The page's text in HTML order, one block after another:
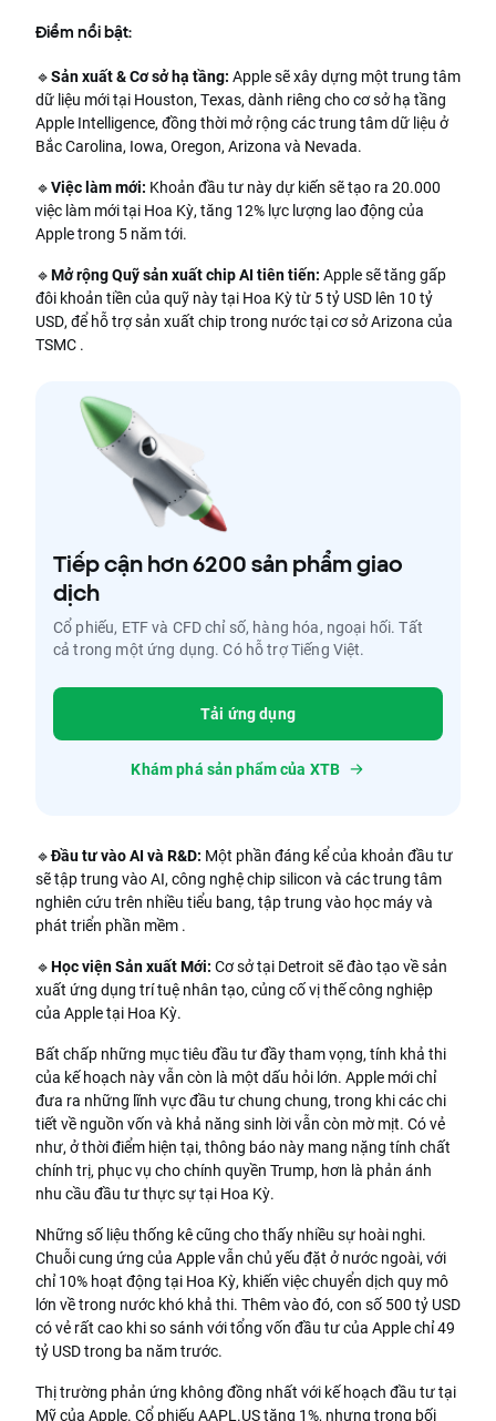
Điểm nổi bật:
🔹Sản xuất & Cơ sở hạ tầng: Apple sẽ xây dựng một trung tâm
dữ liệu mới tại Houston, Texas, dành riêng cho cơ sở hạ tầng
Apple Intelligence, đồng thời mở rộng các trung tâm dữ liệu ở
Bắc Carolina, Iowa, Oregon, Arizona và Nevada.
🔹Việc làm mới: Khoản đầu tư này dự kiến ​​sẽ tạo ra 20.000
việc làm mới tại Hoa Kỳ, tăng 12% lực lượng lao động của
Apple trong 5 năm tới.
🔹Mở rộng Quỹ sản xuất chip AI tiên tiến: Apple sẽ tăng gấp
đôi khoản tiền của quỹ này tại Hoa Kỳ từ 5 tỷ USD lên 10 tỷ
USD, để hỗ trợ sản xuất chip trong nước tại cơ sở Arizona của
TSMC .
Tiếp cận hơn 6200 sản phẩm giao
dịch
Cổ phiếu, ETF và CFD chỉ số, hàng hóa, ngoại hối. Tất
cả trong một ứng dụng. Có hỗ trợ Tiếng Việt.
Tải ứng dụng
Khám phá sản phẩm của XTB
🔹Đầu tư vào AI và R&D: Một phần đáng kể của khoản đầu tư
sẽ tập trung vào AI, công nghệ chip silicon và các trung tâm
nghiên cứu trên nhiều tiểu bang, tập trung vào học máy và
phát triển phần mềm .
🔹Học viện Sản xuất Mới: Cơ sở tại Detroit sẽ đào tạo về sản
xuất ứng dụng trí tuệ nhân tạo, củng cố vị thế công nghiệp
của Apple tại Hoa Kỳ.
Bất chấp những mục tiêu đầu tư đầy tham vọng, tính khả thi
của kế hoạch này vẫn còn là một dấu hỏi lớn. Apple mới chỉ
đưa ra những lĩnh vực đầu tư chung chung, trong khi các chi
tiết về nguồn vốn và khả năng sinh lời vẫn còn mờ mịt. Có vẻ
như, ở thời điểm hiện tại, thông báo này mang nặng tính chất
chính trị, phục vụ cho chính quyền Trump, hơn là phản ánh
nhu cầu đầu tư thực sự tại Hoa Kỳ.
Những số liệu thống kê cũng cho thấy nhiều sự hoài nghi.
Chuỗi cung ứng của Apple vẫn chủ yếu đặt ở nước ngoài, với
chỉ 10% hoạt động tại Hoa Kỳ, khiến việc chuyển dịch quy mô
lớn về trong nước khó khả thi. Thêm vào đó, con số 500 tỷ USD
có vẻ rất cao khi so sánh với tổng vốn đầu tư của Apple chỉ 49
tỷ USD trong ba năm trước.
Thị trường phản ứng không đồng nhất với kế hoạch đầu tư tại
Mỹ của Apple. Cổ phiếu AAPL.US tăng 1%, nhưng trong bối